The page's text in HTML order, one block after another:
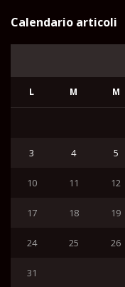
Calendario articoli
L M M
3 4 5
10 11 12
17 18 19
24 25 26
31